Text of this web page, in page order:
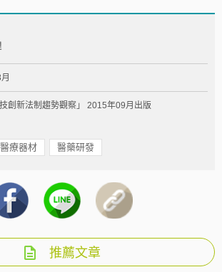
技創新法制趨勢觀察」 2015年09月出版
醫療器材 醫藥研發
推薦文章